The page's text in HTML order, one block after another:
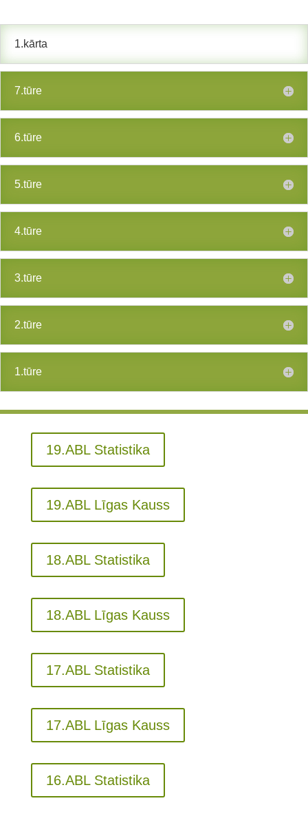
1.kārta
7.tūre
6.tūre
5.tūre
4.tūre
3.tūre
2.tūre
1.tūre
19.ABL Statistika
19.ABL Līgas Kauss
18.ABL Statistika
18.ABL Līgas Kauss
17.ABL Statistika
17.ABL Līgas Kauss
16.ABL Statistika